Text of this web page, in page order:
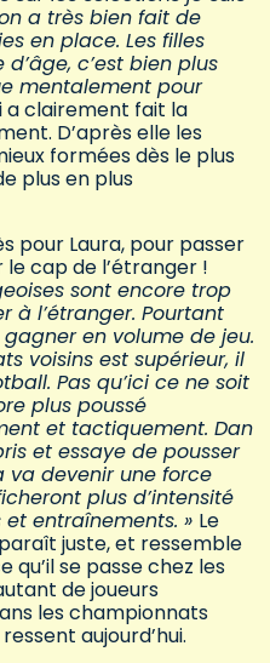
a très bien fait de
en place. Les filles
c’est bien plus
mentalement pour
a clairement fait la
D’après elle les
formées dès le plus
plus en plus
pour Laura, pour passer
cap de l’étranger !
sont encore trop
à l’étranger. Pourtant
en volume de jeu.
voisins est supérieur, il
Pas qu’ici ce ne soit
plus poussé
et tactiquement. Dan
et essaye de pousser
va devenir une force
plus d’intensité
entraînements. » Le
juste, et ressemble
se passe chez les
de joueurs
les championnats
aujourd’hui.